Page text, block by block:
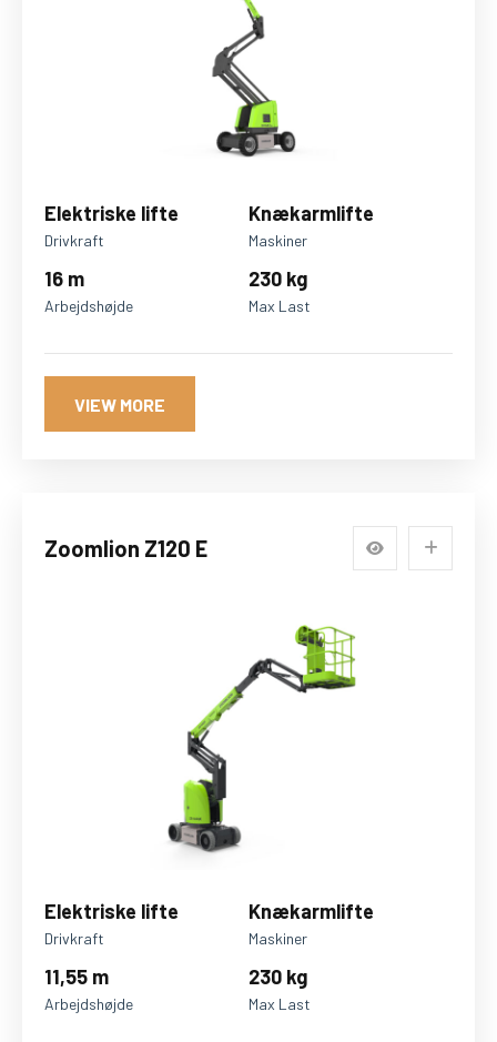
Elektriske lifte
Drivkraft
Knækarmlifte
Maskiner
16 m
Arbejdshøjde
230 kg
Max Last
VIEW MORE
Zoomlion Z120 E
Elektriske lifte
Drivkraft
Knækarmlifte
Maskiner
11,55 m
Arbejdshøjde
230 kg
Max Last